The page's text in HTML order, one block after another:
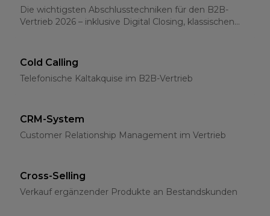
Die wichtigsten Abschlusstechniken für den B2B-
Vertrieb 2026 – inklusive Digital Closing, klassischen
Cold Calling
Telefonische Kaltakquise im B2B-Vertrieb
CRM-System
Customer Relationship Management im Vertrieb
Cross-Selling
Verkauf ergänzender Produkte an Bestandskunden